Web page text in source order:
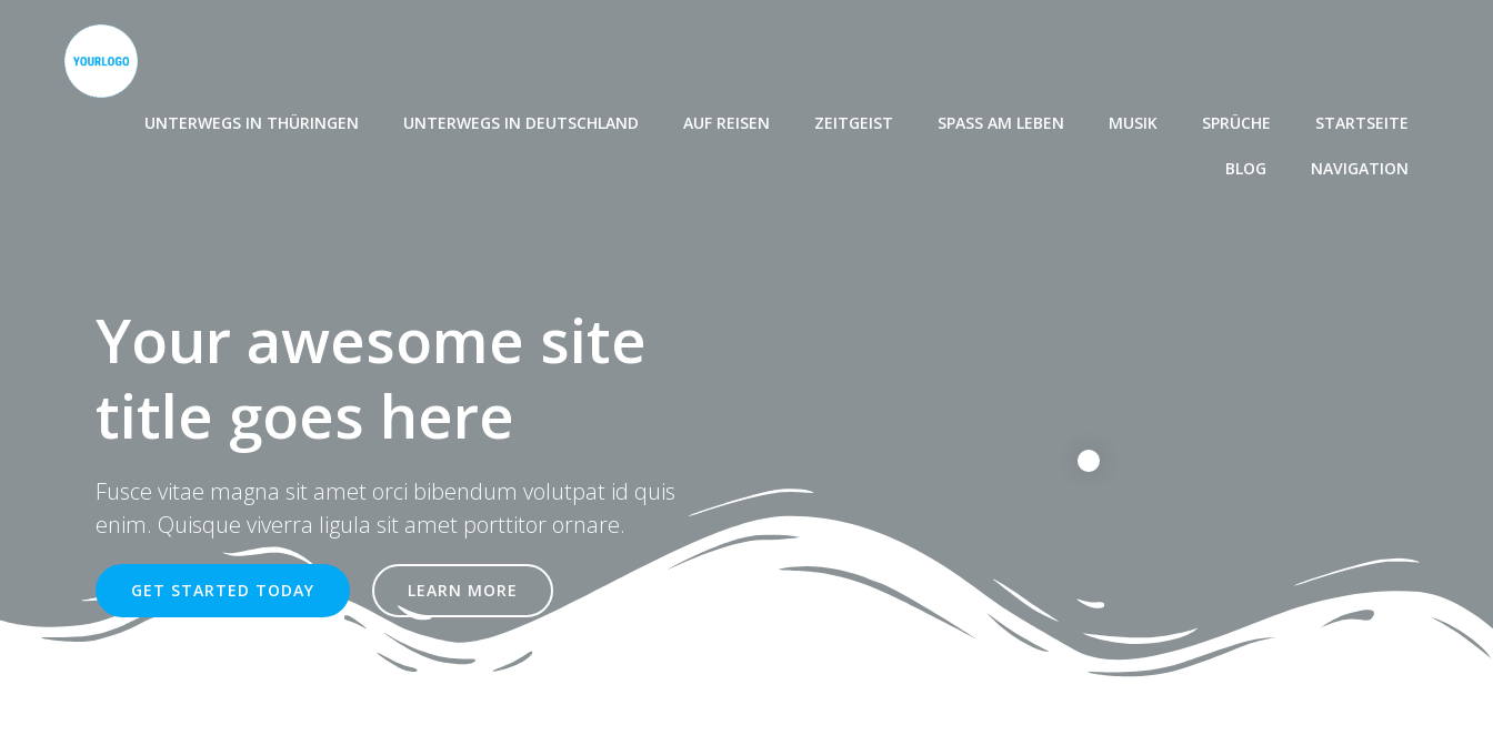
springen
UNTERWEGS IN THÜRINGEN UNTERWEGS IN DEUTSCHLAND AUF REISEN ZEITGEIST SPASS AM LEBEN MUSIK SPRÜCHE STARTSEITE
BLOG NAVIGATION
Your awesome site
title goes here
Fusce vitae magna sit amet orci bibendum volutpat id quis
enim. Quisque viverra ligula sit amet porttitor ornare.
GET STARTED TODAY LEARN MORE